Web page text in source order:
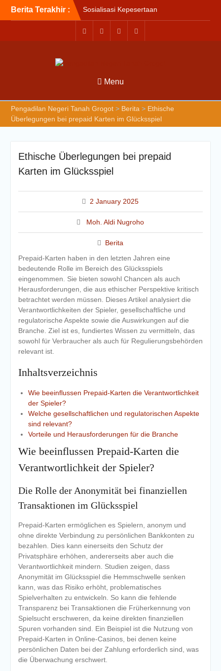
Berita Terakhir :
Kesehatan Nasional (JKN)
bagi Pengadilan Negeri
Tanah Grogot oleh BPJS
Kesehatan Cabang
Briefing Petugas PTSP Hari
2026
Menu
Pengadilan Negeri Tanah Grogot> Berita > Ethische
Überlegungen bei prepaid Karten im Glücksspiel
Ethische Überlegungen bei prepaid
Karten im Glücksspiel
2 January 2025
Moh. Aldi Nugroho
Berita
Prepaid-Karten haben in den letzten Jahren eine
bedeutende Rolle im Bereich des Glücksspiels
eingenommen. Sie bieten sowohl Chancen als auch
Herausforderungen, die aus ethischer Perspektive kritisch
betrachtet werden müssen. Dieses Artikel analysiert die
Verantwortlichkeiten der Spieler, gesellschaftliche und
regulatorische Aspekte sowie die Auswirkungen auf die
Branche. Ziel ist es, fundiertes Wissen zu vermitteln, das
sowohl für Verbraucher als auch für Regulierungsbehörden
relevant ist.
Inhaltsverzeichnis
Wie beeinflussen Prepaid-Karten die Verantwortlichkeit
der Spieler?
Welche gesellschaftlichen und regulatorischen Aspekte
sind relevant?
Vorteile und Herausforderungen für die Branche
Wie beeinflussen Prepaid-Karten die
Verantwortlichkeit der Spieler?
Die Rolle der Anonymität bei finanziellen
Transaktionen im Glücksspiel
Prepaid-Karten ermöglichen es Spielern, anonym und
ohne direkte Verbindung zu persönlichen Bankkonten zu
bezahlen. Dies kann einerseits den Schutz der
Privatsphäre erhöhen, andererseits aber auch die
Verantwortlichkeit mindern. Studien zeigen, dass
Anonymität im Glücksspiel die Hemmschwelle senken
kann, was das Risiko erhöht, problematisches
Spielverhalten zu entwickeln. So kann die fehlende
Transparenz bei Transaktionen die Früherkennung von
Spielsucht erschweren, da keine direkten finanziellen
Spuren vorhanden sind. Ein Beispiel ist die Nutzung von
Prepaid-Karten in Online-Casinos, bei denen keine
persönlichen Daten bei der Zahlung erforderlich sind, was
die Überwachung erschwert.